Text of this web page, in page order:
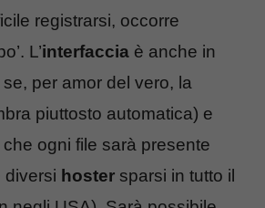
registrarsi, occorre
L’interfaccia è anche in
per amor del vero, la
piuttosto automatica) e
ogni file sarà presente
diversi hoster sparsi in tutto il